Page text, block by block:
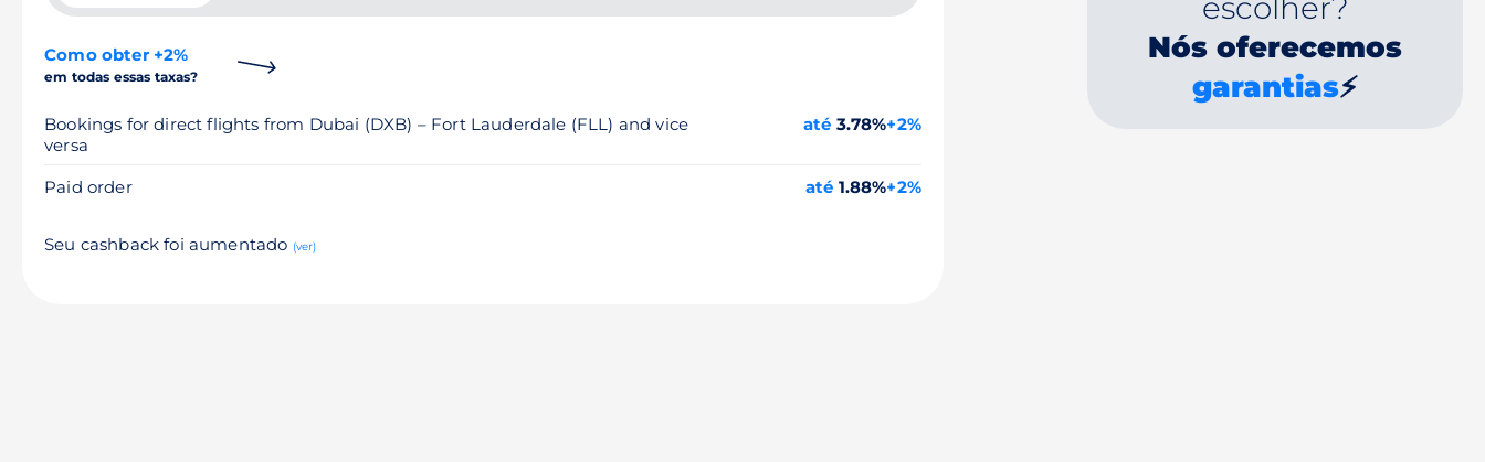
Como obter +2%
em todas essas taxas?
Bookings for direct flights from Dubai (DXB) – Fort Lauderdale (FLL) and vice
versa
até 3.78%+2%
Paid order até 1.88%+2%
Seu cashback foi aumentado (ver)
escolher?
Nós oferecemos
garantias⚡